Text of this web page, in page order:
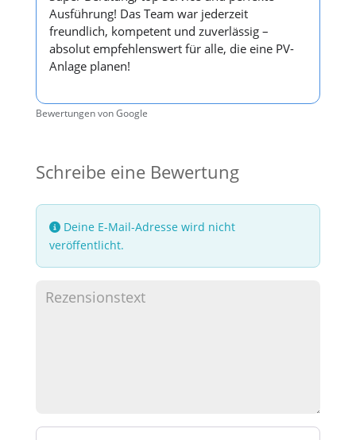
Ausführung! Das Team war jederzeit
freundlich, kompetent und zuverlässig –
absolut empfehlenswert für alle, die eine PV-
Anlage planen!
Bewertungen von Google
Schreibe eine Bewertung
Deine E-Mail-Adresse wird nicht
veröffentlicht.